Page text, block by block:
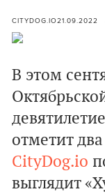
CITYDOG.IO21.09.2022
В этом
отметит
CityDog.io
выглядит